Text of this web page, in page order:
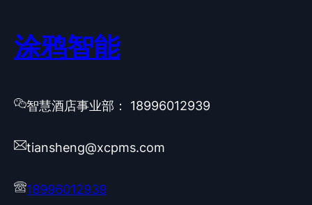
涂鸦智能
智慧酒店事业部： 18996012939
tiansheng@xcpms.com
18996012939